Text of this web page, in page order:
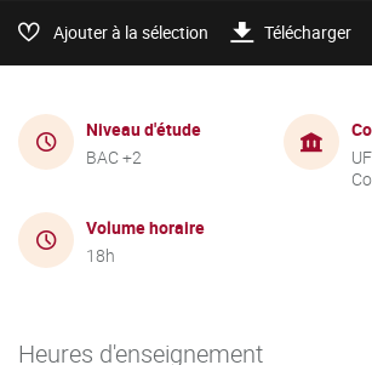
Ajouter à la sélection Télécharger
Niveau d'étude
BAC +2
Volume horaire
18h
Heures d'enseignement